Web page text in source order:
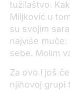
tužilaštvo.
Miljković u
su svojim
najviše muče:
sebe. Molim
Za ovo i još
njihovoj grupi